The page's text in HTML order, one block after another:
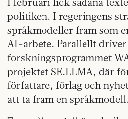
politiken. I regeringens
språkmodeller fram som
AI-arbete. Parallellt driver
forskningsprogrammet
projektet SE.LLMA, där
författare, förlag och
att ta fram en språkmodell.